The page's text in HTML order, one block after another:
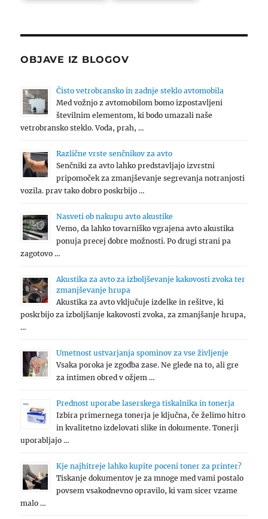
OBJAVE IZ BLOGOV
Čisto vetrobransko in zadnje steklo avtomobila
Med vožnjo z avtomobilom bomo izpostavljeni
številnim elementom, ki bodo umazali naše
vetrobransko steklo. Voda, prah, …
Različne vrste senčnikov za avto
Senčniki za avto lahko predstavljajo izvrstni
pripomoček za zmanjševanje segrevanja notranjosti
vozila. prav tako dobro poskrbijo …
Nasveti ob nakupu avto akustike
Vemo, da lahko tovarniško vgrajena avto akustika
ponuja precej dobre možnosti. Po drugi strani pa
zagotovo …
Akustika za avto za izboljševanje kakovosti zvoka ter
zmanjševanje hrupa
Akustika za avto vključuje izdelke in rešitve, ki
poskrbijo za izboljšanje kakovosti zvoka, za zmanjšanje hrupa,
…
Umetnost ustvarjanja spominov za vse življenje
Vsaka poroka je zgodba zase. Ne glede na to, ali gre
za intimen obred v ožjem …
Prednost uporabe laserskega tiskalnika in tonerja
Izbira primernega tonerja je ključna, če želimo hitro
in kvalitetno izdelovati slike in dokumente. Tonerji
uporabljajo …
Kje najhitreje lahko kupite poceni toner za printer?
Tiskanje dokumentov je za mnoge med vami postalo
povsem vsakodnevno opravilo, ki vam sicer vzame
malo …